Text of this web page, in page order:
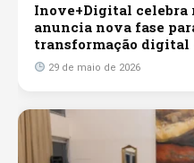
Inove+Digital celebra
anuncia nova fase
transformação digital
29 de maio de 2026